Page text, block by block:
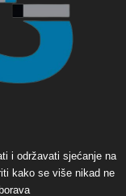
i održavati sjećanje na
kako se više nikad ne